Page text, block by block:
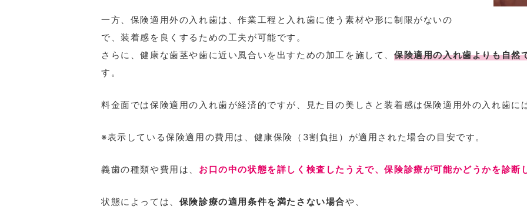
一方、保険適用外の入れ歯は、作業工程と入れ歯に使う素材や形に制限がないの
で、装着感を良くするための工夫が可能です。
さらに、健康な歯茎や歯に近い風合いを出すための加工を施して、保険適用の入れ歯よりも自然
す。
料金面では保険適用の入れ歯が経済的ですが、見た目の美しさと装着感は保険適用外の入れ歯に
※表示している保険適用の費用は、健康保険（3割負担）が適用された場合の目安です。
義歯の種類や費用は、 お口の中の状態を詳しく検査したうえで、保険診療が可能かどうかを診断
状態によっては、 保険診療の適用条件を満たさない場合や、